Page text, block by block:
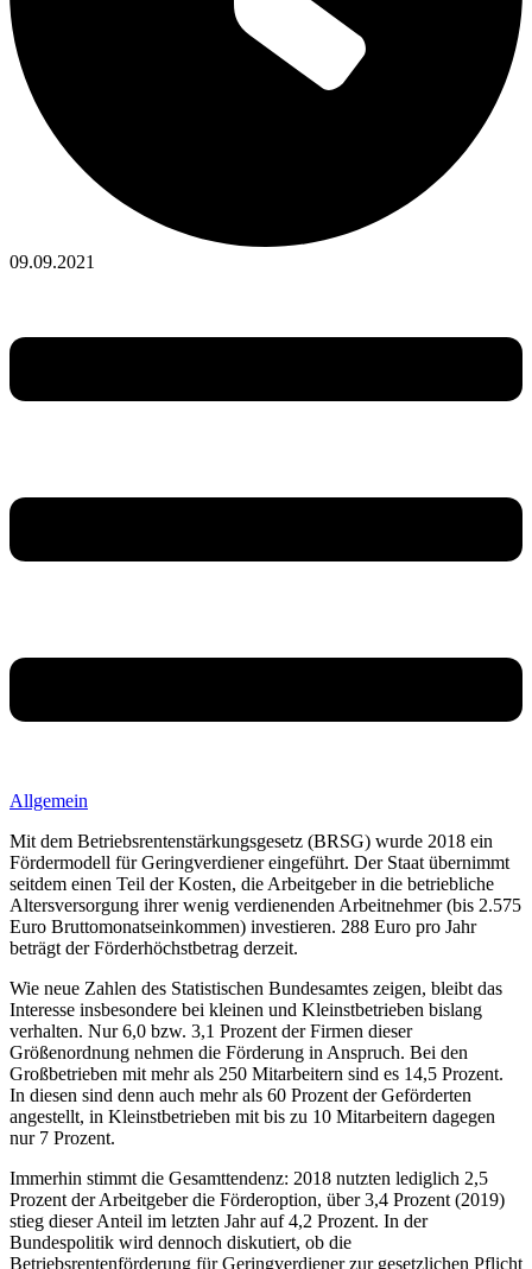
09.09.2021
Allgemein
Mit dem Betriebsrentenstärkungsgesetz (BRSG) wurde 2018 ein
Fördermodell für Geringverdiener eingeführt. Der Staat übernimmt
seitdem einen Teil der Kosten, die Arbeitgeber in die betriebliche
Altersversorgung ihrer wenig verdienenden Arbeitnehmer (bis 2.575
Euro Bruttomonatseinkommen) investieren. 288 Euro pro Jahr
beträgt der Förderhöchstbetrag derzeit.
Wie neue Zahlen des Statistischen Bundesamtes zeigen, bleibt das
Interesse insbesondere bei kleinen und Kleinstbetrieben bislang
verhalten. Nur 6,0 bzw. 3,1 Prozent der Firmen dieser
Größenordnung nehmen die Förderung in Anspruch. Bei den
Großbetrieben mit mehr als 250 Mitarbeitern sind es 14,5 Prozent.
In diesen sind denn auch mehr als 60 Prozent der Geförderten
angestellt, in Kleinstbetrieben mit bis zu 10 Mitarbeitern dagegen
nur 7 Prozent.
Immerhin stimmt die Gesamttendenz: 2018 nutzten lediglich 2,5
Prozent der Arbeitgeber die Förderoption, über 3,4 Prozent (2019)
stieg dieser Anteil im letzten Jahr auf 4,2 Prozent. In der
Bundespolitik wird dennoch diskutiert, ob die
Betriebsrentenförderung für Geringverdiener zur gesetzlichen Pflicht